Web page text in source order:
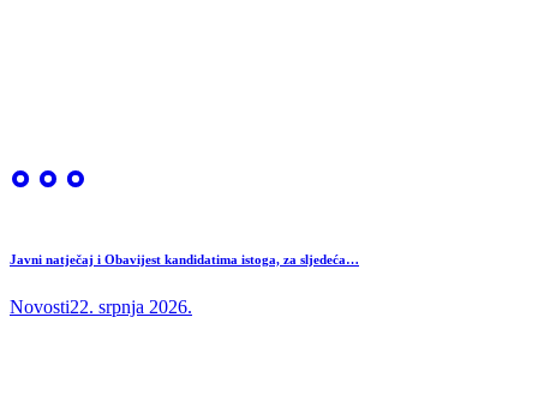
Javni natječaj i Obavijest kandidatima istoga, za sljedeća…
Novosti22. srpnja 2026.